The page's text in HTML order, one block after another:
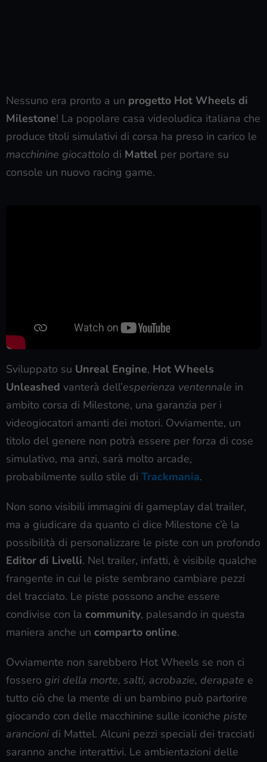
Nessuno era pronto a un progetto Hot Wheels di
Milestone! La popolare casa videoludica italiana che
produce titoli simulativi di corsa ha preso in carico le
macchinine giocattolo di Mattel per portare su
console un nuovo racing game.
Sviluppato su Unreal Engine, Hot Wheels
Unleashed vanterà dell’esperienza ventennale in
ambito corsa di Milestone, una garanzia per i
videogiocatori amanti dei motori. Ovviamente, un
titolo del genere non potrà essere per forza di cose
simulativo, ma anzi, sarà molto arcade,
probabilmente sullo stile di Trackmania.
Non sono visibili immagini di gameplay dal trailer,
ma a giudicare da quanto ci dice Milestone c’è la
possibilità di personalizzare le piste con un profondo
Editor di Livelli. Nel trailer, infatti, è visibile qualche
frangente in cui le piste sembrano cambiare pezzi
del tracciato. Le piste possono anche essere
condivise con la community, palesando in questa
maniera anche un comparto online.
Ovviamente non sarebbero Hot Wheels se non ci
fossero giri della morte, salti, acrobazie, derapate e
tutto ciò che la mente di un bambino può partorire
giocando con delle macchinine sulle iconiche piste
arancioni di Mattel. Alcuni pezzi speciali dei tracciati
saranno anche interattivi. Le ambientazioni delle